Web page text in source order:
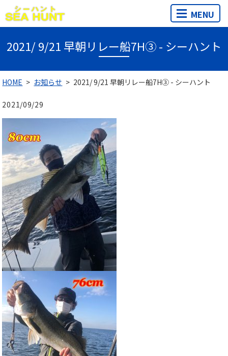
MENU
2021/ 9/21 早朝リレー船7H③ - シーハント
HOME お知らせ 2021/ 9/21 早朝リレー船7H③ - シーハント
2021/09/29